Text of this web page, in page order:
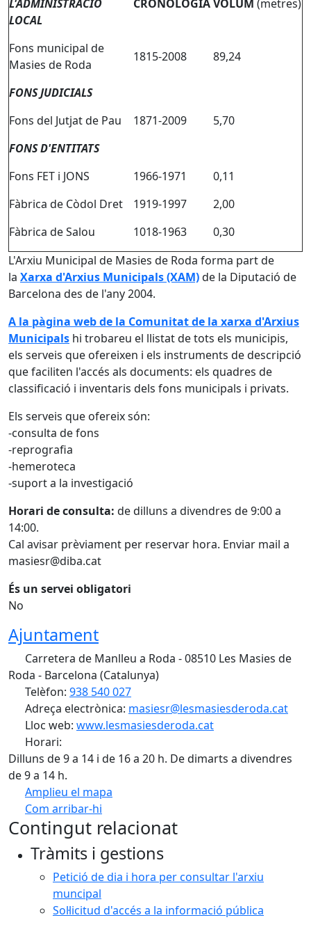
L'ADMINISTRACIÓ
LOCAL
CRONOLOGIAVOLUM (metres)
Fons municipal de
Masies de Roda
1815-2008 89,24
FONS JUDICIALS
Fons del Jutjat de Pau
1871-2009
5,70
FONS D'ENTITATS
Fons FET i JONS
1966-1971
0,11
Fàbrica de Còdol Dret
1919-1997
2,00
Fàbrica de Salou
1018-1963
0,30
L'Arxiu Municipal de Masies de Roda forma part de
la Xarxa d'Arxius Municipals (XAM)de la Diputació de
Barcelona des de l'any 2004.
A la pàgina web de la Comunitat de la xarxa d'Arxius
Municipals hi trobareu el llistat de tots els municipis,
els serveis que ofereixen i els instruments de descripció
que faciliten l'accés als documents: els quadres de
classificació i inventaris dels fons municipals i privats.
Els serveis que ofereix són:
-consulta de fons
-reprografia
-hemeroteca
-suport a la investigació
Horari de consulta: de dilluns a divendres de 9:00 a
14:00.
Cal avisar prèviament per reservar hora. Enviar mail a
masiesr@diba.cat
És un servei obligatori
No
Ajuntament
Carretera de Manlleu a Roda - 08510 Les Masies de
Roda - Barcelona (Catalunya)
Telèfon: 938 540 027
Adreça electrònica: masiesr@lesmasiesderoda.cat
Lloc web: www.lesmasiesderoda.cat
Horari:
Dilluns de 9 a 14 i de 16 a 20 h. De dimarts a divendres
de 9 a 14 h.
Amplieu el mapa
Com arribar-hi
+
Contingut relacionat
Tràmits i gestions
Petició de dia i hora per consultar l'arxiu
muncipal
Sol·licitud d'accés a la informació pública